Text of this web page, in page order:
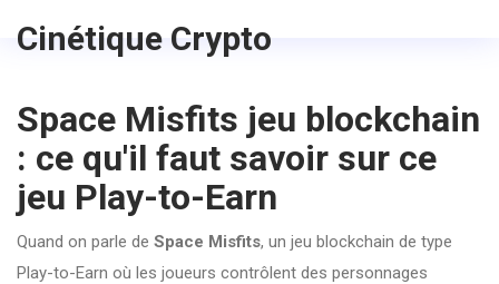
Cinétique Crypto
Space Misfits jeu blockchain
: ce qu'il faut savoir sur ce
jeu Play-to-Earn
Quand on parle de Space Misfits, un jeu blockchain de type
Play-to-Earn où les joueurs contrôlent des personnages